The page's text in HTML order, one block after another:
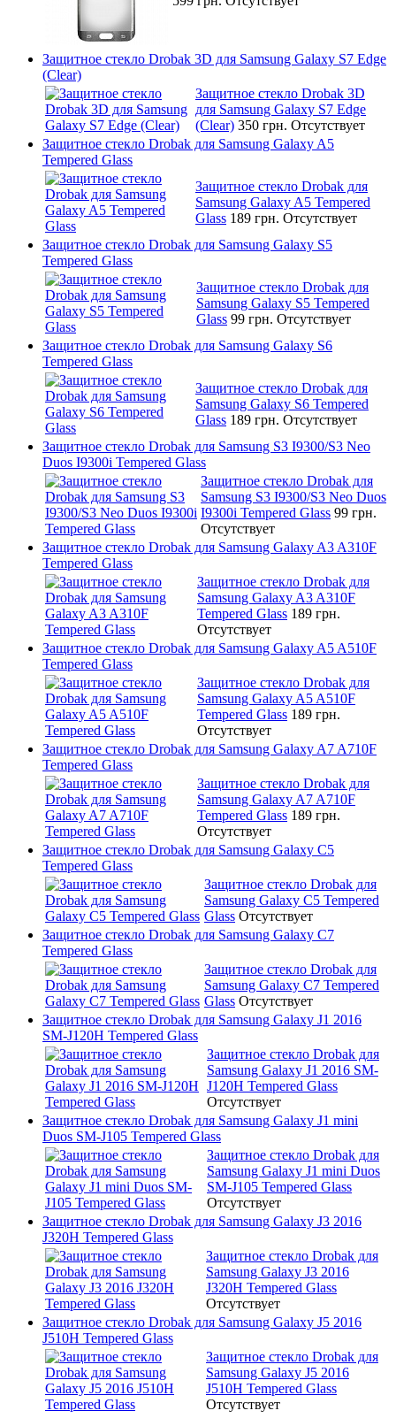
Защитное стекло Drobak 3D для Samsung Galaxy S7 Edge
(Clear)
Защитное стекло Drobak 3D
для Samsung Galaxy S7 Edge
(Clear) 350 грн. Отсутствует
Защитное стекло Drobak для Samsung Galaxy A5
Tempered Glass
Защитное стекло Drobak для
Samsung Galaxy A5 Tempered
Glass 189 грн. Отсутствует
Защитное стекло Drobak для Samsung Galaxy S5
Tempered Glass
Защитное стекло Drobak для
Samsung Galaxy S5 Tempered
Glass 99 грн. Отсутствует
Защитное стекло Drobak для Samsung Galaxy S6
Tempered Glass
Защитное стекло Drobak для
Samsung Galaxy S6 Tempered
Glass 189 грн. Отсутствует
Защитное стекло Drobak для Samsung S3 I9300/S3 Neo
Duos I9300i Tempered Glass
Защитное стекло Drobak для
Samsung S3 I9300/S3 Neo Duos
I9300i Tempered Glass 99 грн.
Отсутствует
Защитное стекло Drobak для Samsung Galaxy A3 A310F
Tempered Glass
Защитное стекло Drobak для
Samsung Galaxy A3 A310F
Tempered Glass 189 грн.
Отсутствует
Защитное стекло Drobak для Samsung Galaxy A5 A510F
Tempered Glass
Защитное стекло Drobak для
Samsung Galaxy A5 A510F
Tempered Glass 189 грн.
Отсутствует
Защитное стекло Drobak для Samsung Galaxy A7 A710F
Tempered Glass
Защитное стекло Drobak для
Samsung Galaxy A7 A710F
Tempered Glass 189 грн.
Отсутствует
Защитное стекло Drobak для Samsung Galaxy C5
Tempered Glass
Защитное стекло Drobak для
Samsung Galaxy C5 Tempered
Glass Отсутствует
Защитное стекло Drobak для Samsung Galaxy C7
Tempered Glass
Защитное стекло Drobak для
Samsung Galaxy C7 Tempered
Glass Отсутствует
Защитное стекло Drobak для Samsung Galaxy J1 2016
SM-J120H Tempered Glass
Защитное стекло Drobak для
Samsung Galaxy J1 2016 SM-
J120H Tempered Glass
Отсутствует
Защитное стекло Drobak для Samsung Galaxy J1 mini
Duos SM-J105 Tempered Glass
Защитное стекло Drobak для
Samsung Galaxy J1 mini Duos
SM-J105 Tempered Glass
Отсутствует
Защитное стекло Drobak для Samsung Galaxy J3 2016
J320H Tempered Glass
Защитное стекло Drobak для
Samsung Galaxy J3 2016
J320H Tempered Glass
Отсутствует
Защитное стекло Drobak для Samsung Galaxy J5 2016
J510H Tempered Glass
Защитное стекло Drobak для
Samsung Galaxy J5 2016
J510H Tempered Glass
Отсутствует